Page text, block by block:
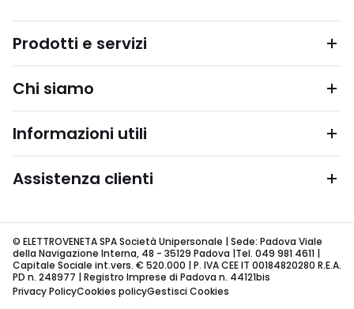
Prodotti e servizi
Chi siamo
Informazioni utili
Assistenza clienti
© ELETTROVENETA SPA Società Unipersonale | Sede: Padova Viale
della Navigazione Interna, 48 - 35129 Padova |Tel. 049 981 4611 |
Capitale Sociale int.vers. € 520.000 | P. IVA CEE IT 00184820280 R.E.A.
PD n. 248977 | Registro Imprese di Padova n. 44121bis
Privacy PolicyCookies policyGestisci Cookies